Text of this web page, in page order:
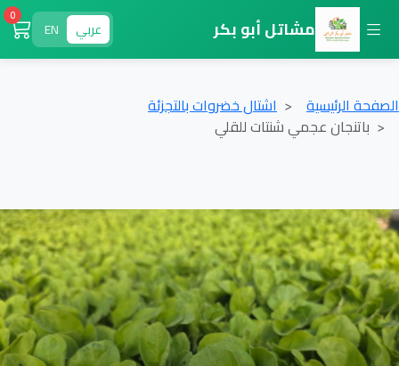
مشاتل أبو بكر عربي EN
0
الصفحة الرئيسية
اشتال خضروات بالتجزئة
باتنجان عجمي شنتات للقلي